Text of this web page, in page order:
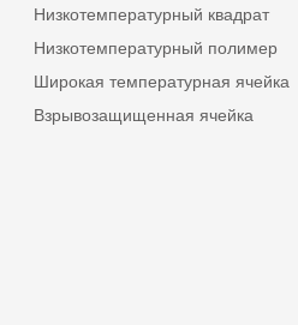
Низкотемпературный квадрат
Низкотемпературный полимер
Широкая температурная ячейка
Взрывозащищенная ячейка